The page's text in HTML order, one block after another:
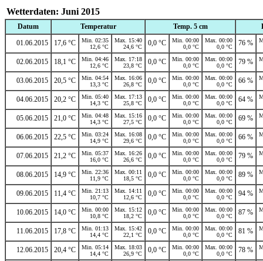
Wetterdaten: Juni 2015
Datum Temperatur Temp. 5 cm
01.06.2015
17,6 °C
Min. 02:35
12,6 °C
Max. 15:40
24,6 °C
0,0 °C
Min. 00:00
0,0 °C
Max. 00:00
0,0 °C
76 %
02.06.2015 18,1 °C
Min. 04:46
12,6 °C
Max. 17:18
23,8 °C
0,0 °C
Min. 00:00
0,0 °C
Max. 00:00
0,0 °C
79 %
03.06.2015 20,5 °C
Min. 04:54
13,3 °C
Max. 16:06
26,8 °C
0,0 °C
Min. 00:00
0,0 °C
Max. 00:00
0,0 °C
66 %
04.06.2015 20,2 °C
Min. 05:40
14,3 °C
Max. 17:13
25,8 °C
0,0 °C
Min. 00:00
0,0 °C
Max. 00:00
0,0 °C
64 %
05.06.2015 21,0 °C
Min. 04:48
14,3 °C
Max. 15:16
27,5 °C
0,0 °C
Min. 00:00
0,0 °C
Max. 00:00
0,0 °C
69 %
06.06.2015 22,5 °C
Min. 03:24
14,9 °C
Max. 16:08
29,6 °C
0,0 °C
Min. 00:00
0,0 °C
Max. 00:00
0,0 °C
66 %
07.06.2015 21,2 °C
Min. 05:37
16,0 °C
Max. 16:26
26,6 °C
0,0 °C
Min. 00:00
0,0 °C
Max. 00:00
0,0 °C
79 %
08.06.2015 14,9 °C
Min. 22:36
11,9 °C
Max. 00:11
18,5 °C
0,0 °C
Min. 00:00
0,0 °C
Max. 00:00
0,0 °C
89 %
09.06.2015 11,4 °C
Min. 21:13
10,7 °C
Max. 14:11
12,6 °C
0,0 °C
Min. 00:00
0,0 °C
Max. 00:00
0,0 °C
94 %
10.06.2015 14,0 °C
Min. 00:00
10,8 °C
Max. 15:12
18,2 °C
0,0 °C
Min. 00:00
0,0 °C
Max. 00:00
0,0 °C
87 %
11.06.2015 17,8 °C
Min. 01:13
14,4 °C
Max. 15:42
22,1 °C
0,0 °C
Min. 00:00
0,0 °C
Max. 00:00
0,0 °C
81 %
12.06.2015 20,4 °C
Min. 05:14
14,4 °C
Max. 18:03
26,9 °C
0,0 °C
Min. 00:00
0,0 °C
Max. 00:00
0,0 °C
78 %